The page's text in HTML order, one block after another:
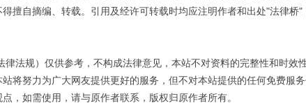
擅自摘编、转载。引用及经许可转载时均应注明作者和出处"法律桥"
规）仅供参考，不构成法律意见，本站不对资料的完整性和时效
将努力为广大网友提供更好的服务，但不对本站提供的任何免费服
，如需使用，请与原作者联系，版权归原作者所有。